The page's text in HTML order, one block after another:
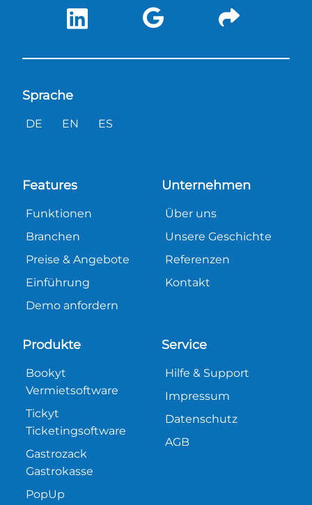
Sprache
DE EN ES
Features
Funktionen
Branchen
Preise & Angebote
Einführung
Demo anfordern
Unternehmen
Über uns
Unsere Geschichte
Referenzen
Kontakt
Produkte
Bookyt
Vermietsoftware
Tickyt
Ticketingsoftware
Gastrozack
Gastrokasse
PopUp
Service
Hilfe & Support
Impressum
Datenschutz
AGB